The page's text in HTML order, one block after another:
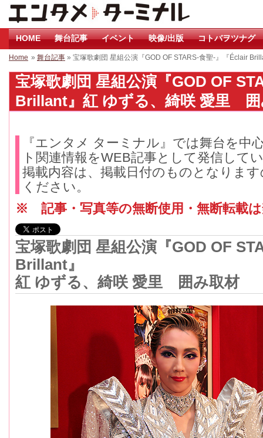
HOME 舞台記事 イベント 映像/出版 コトバヲツナグ
Home » 舞台記事 » 宝塚歌劇団 星組公演『GOD OF STARS-食聖-』『Éclair
宝塚歌劇団 星組公演『GOD OF
Brillant』紅 ゆずる、綺咲 愛里 囲
『エンタメ ターミナル』では舞台を中
ト関連情報をWEB記事として発信して
掲載内容は、掲載日付のものとなりま
ください。
※ 記事・写真等の無断使用・無断転載
宝塚歌劇団 星組公演『GOD OF
Brillant』
紅 ゆずる、綺咲 愛里 囲み取材